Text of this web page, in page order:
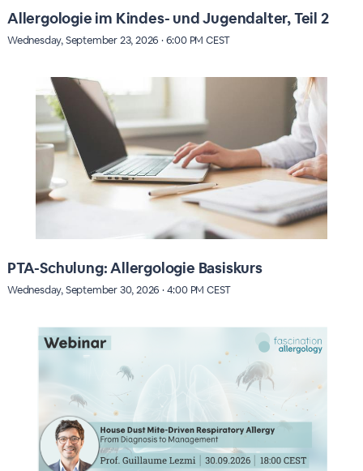
Allergologie im Kindes- und Jugendalter, Teil 2
Wednesday, September 23, 2026 · 6:00 PM CEST
PTA-Schulung: Allergologie Basiskurs
Wednesday, September 30, 2026 · 4:00 PM CEST